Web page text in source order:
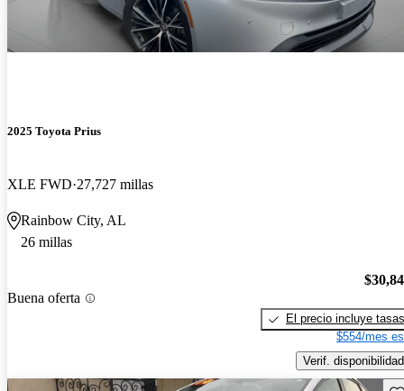
2025 Toyota Prius
XLE FWD 27,727 millas
Rainbow City, AL
26 millas
Buena oferta
El precio incluye tasas
$554/mes
Verif. disponibilidad